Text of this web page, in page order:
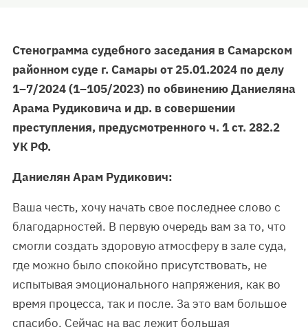
Стенограмма судебного заседания в Самарском
районном суде г. Самары от 25.01.2024 по делу
1–7/2024 (1–105/2023) по обвинению Даниеляна
Арама Рудиковича и др. в совершении
преступления, предусмотренного ч. 1 ст. 282.2
УК РФ.
Даниелян Арам Рудикович:
Ваша честь, хочу начать свое последнее слово с
благодарностей. В первую очередь вам за то, что
смогли создать здоровую атмосферу в зале суда,
где можно было спокойно присутствовать, не
испытывая эмоционального напряжения, как во
время процесса, так и после. За это вам большое
спасибо. Сейчас на вас лежит большая